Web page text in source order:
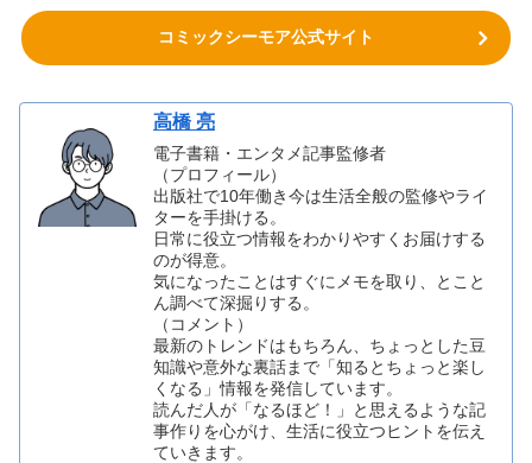
コミックシーモア公式サイト
高橋 亮
電子書籍・エンタメ記事監修者
（プロフィール）
出版社で10年働き今は生活全般の監修やライ
ターを手掛ける。
日常に役立つ情報をわかりやすくお届けする
のが得意。
気になったことはすぐにメモを取り、とこと
ん調べて深掘りする。
（コメント）
最新のトレンドはもちろん、ちょっとした豆
知識や意外な裏話まで「知るとちょっと楽し
くなる」情報を発信しています。
読んだ人が「なるほど！」と思えるような記
事作りを心がけ、生活に役立つヒントを伝え
ていきます。